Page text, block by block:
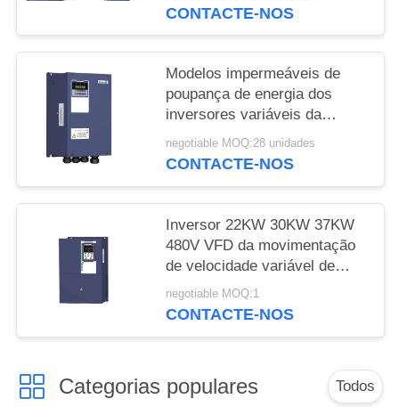
CONTACTE-NOS
Modelos impermeáveis de
poupança de energia dos
inversores variáveis da
frequência IP65
negotiable MOQ:28 unidades
CONTACTE-NOS
Inversor 22KW 30KW 37KW
480V VFD da movimentação
de velocidade variável de
IGBTs trifásico
negotiable MOQ:1
CONTACTE-NOS
Categorias populares Todos